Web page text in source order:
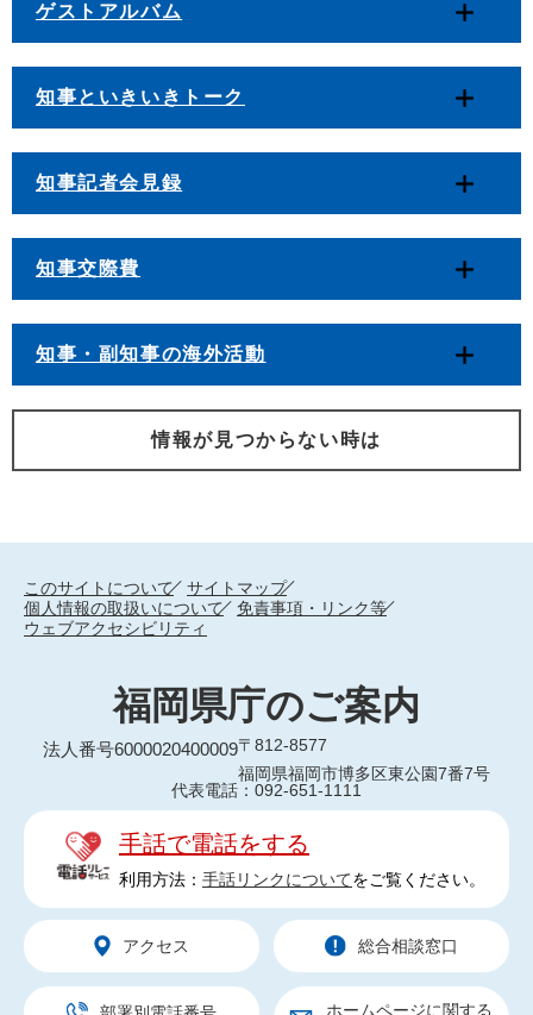
ゲストアルバム
知事といきいきトーク
知事記者会見録
知事交際費
知事・副知事の海外活動
情報が見つからない時は
このサイトについて
サイトマップ
個人情報の取扱いについて
免責事項・リンク等
ウェブアクセシビリティ
福岡県庁のご案内
法人番号6000020400009〒812-8577
福岡県福岡市博多区東公園7番7号
代表電話：092-651-1111
手話で電話をする
利用方法： 手話リンクについてをご覧ください。
アクセス 総合相談窓口
ホームページに関する